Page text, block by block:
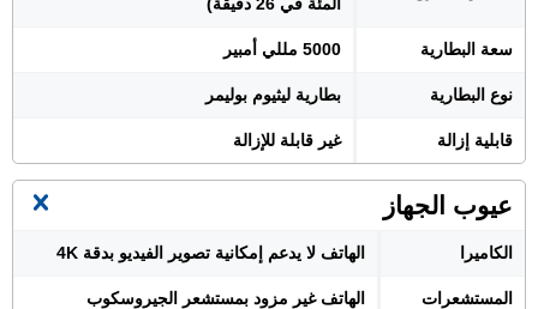
سعة البطارية 5000 مللي أمبير
نوع البطارية بطارية ليثيوم بوليمر
قابلية إزالة غير قابلة للإزالة
عيوب الجهاز
الكاميرا الهاتف لا يدعم إمكانية تصوير الفيديو بدقة 4K
المستشعرات الهاتف غير مزود بمستشعر الجيروسكوب